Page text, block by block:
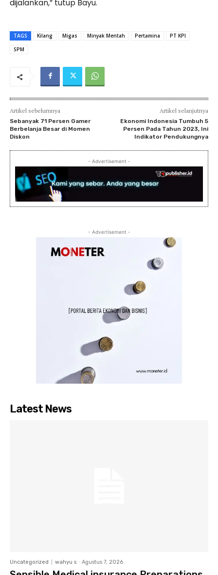
dijalankan,” tutup Bayu.
TAGS Kilang Migas Minyak Mentah Pertamina
PT KPI
SPM
Artikel sebelumnya
Sebanyak 71 Persen Gamer
Berbelanja Besar di Momen
Diskon
Artikel selanjutnya
Ekonomi Indonesia Tumbuh 5
Persen Pada Tahun 2023, Ini
Indikator Pendukungnya
- Advertisement -
- Advertisement -
Latest News
Uncategorized wahyu s - Agustus 7, 2026